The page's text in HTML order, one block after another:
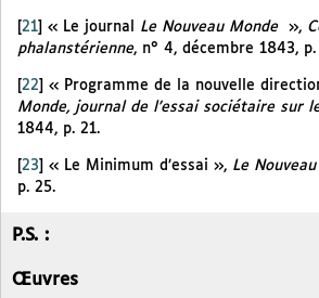
21 « Le journal Le Nouveau Monde »,
phalanstérienne, n° 4, décembre 1843,
22 « Programme de la nouvelle
Monde, journal de l’essai sociétaire sur
1844, p. 21.
[23] « Le Minimum d’essai », Le
p. 25.
P.S. :
Œuvres